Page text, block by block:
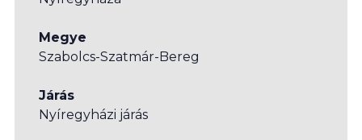
Megye
Szabolcs-Szatmár-Bereg
Járás
Nyíregyházi járás